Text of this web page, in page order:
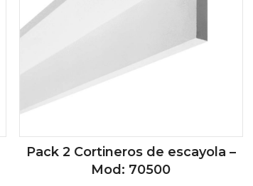
Pack 2 Cortineros de escayola –
Mod: 70500